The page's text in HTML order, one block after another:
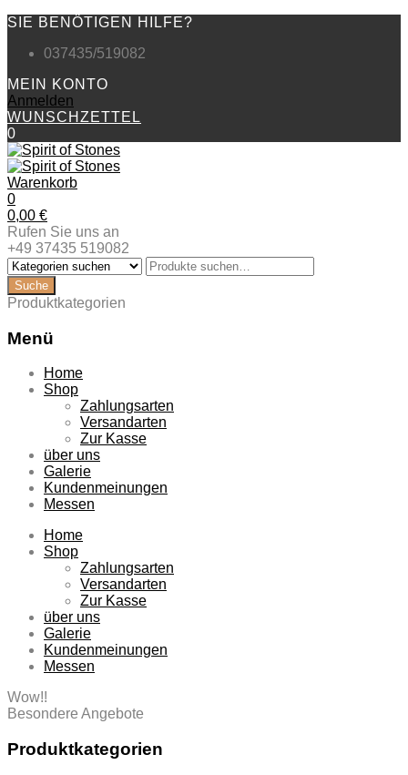
SIE BENÖTIGEN HILFE?
037435/519082
MEIN KONTO
Anmelden
WUNSCHZETTEL
0
Warenkorb
0
0,00 €
Rufen Sie uns an
+49 37435 519082
Produktkategorien
Menü
Zum
Inhalt
Home
Shop
Zahlungsarten
Versandarten
Zur Kasse
über uns
Galerie
Kundenmeinungen
Messen
Home
Shop
Zahlungsarten
Versandarten
Zur Kasse
über uns
Galerie
Kundenmeinungen
Messen
Wow!!
Besondere Angebote
Produktkategorien